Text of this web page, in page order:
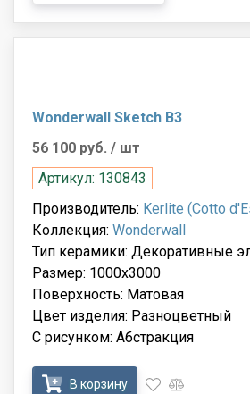
Wonderwall Sketch B3
56 100 руб. / шт
Артикул: 130843
Производитель: Kerlite (Cotto
Коллекция: Wonderwall
Тип керамики: Декоративные
Размер: 1000x3000
Поверхность: Матовая
Цвет изделия: Разноцветный
С рисунком: Абстракция
В корзину